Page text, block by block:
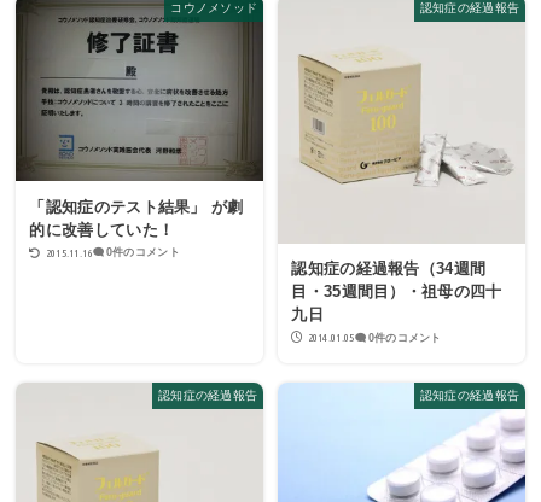
コウノメソッド
「認知症のテスト結果」 が劇
的に改善していた！
2015.11.16 0件のコメント
認知症の経過報告
認知症の経過報告（34週間
目・35週間目）・祖母の四十
九日
2014.01.05 0件のコメント
認知症の経過報告 認知症の経過報告